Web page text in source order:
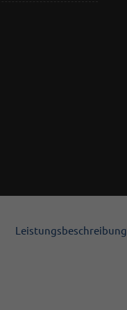
Leistungsbeschreibung